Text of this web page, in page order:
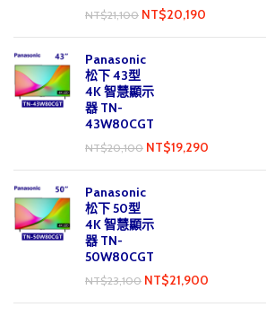
NT$21,100 NT$20,190
Panasonic
松下 43型
4K 智慧顯示
器 TN-
43W80CGT
NT$20,100 NT$19,290
Panasonic
松下 50型
4K 智慧顯示
器 TN-
50W80CGT
NT$23,100 NT$21,900